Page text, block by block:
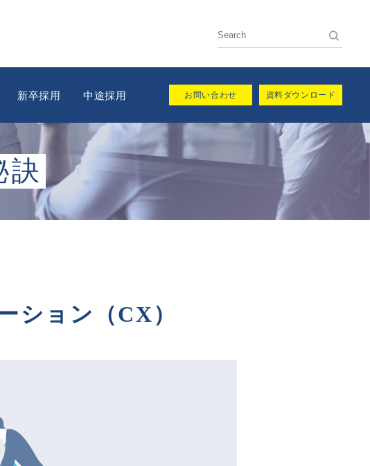
新卒採用 中途採用 お問い合わせ 資料ダウンロード
訣
ション（CX）